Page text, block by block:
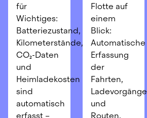
für
Wichtiges:
Batteriezustand,
Kilometerstände,
CO₂-Daten
und
Heimladekosten
sind
automatisch
erfasst –
Flotte auf
einem
Blick:
Automatische
Erfassung
der
Fahrten,
Ladevorgänge
und
Routen.